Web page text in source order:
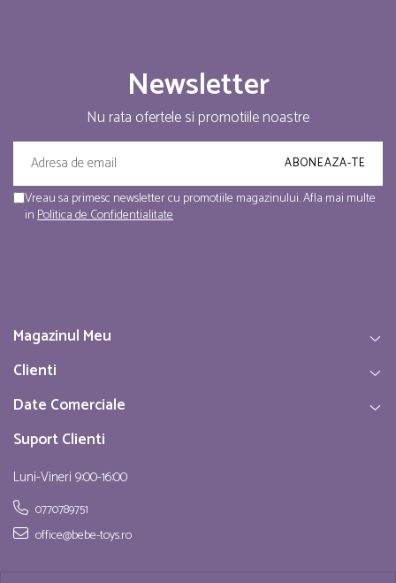
Newsletter
Nu rata ofertele si promotiile noastre
Vreau sa primesc newsletter cu promotiile magazinului. Afla mai multe
inPolitica de Confidentialitate
Magazinul Meu
Clienti
Date Comerciale
Suport Clienti
Luni-Vineri 9:00-16:00
0770789751
office@bebe-toys.ro